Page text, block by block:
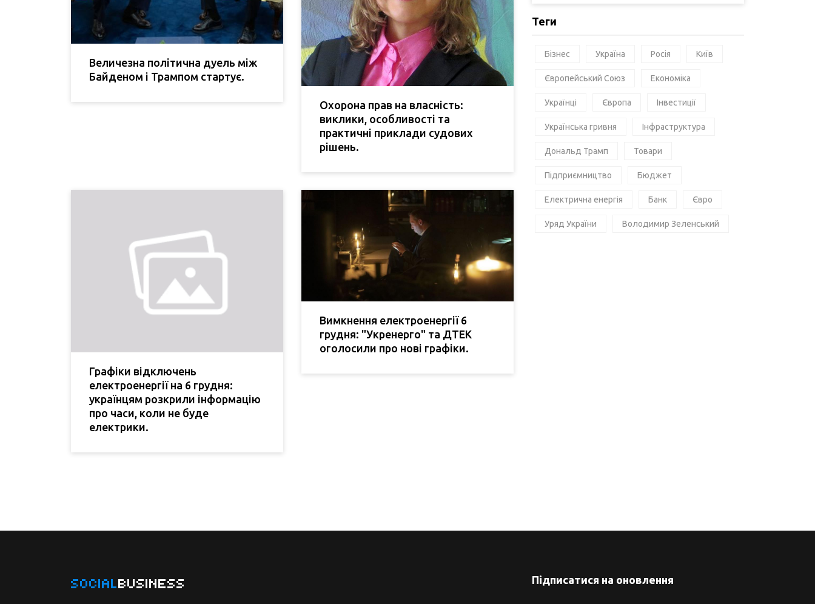
Величезна політична дуель між
Байденом і Трампом стартує.
Охорона прав на власність:
виклики, особливості та
практичні приклади судових
рішень.
Графіки відключень
електроенергії на 6 грудня:
українцям розкрили інформацію
про часи, коли не буде
електрики.
Вимкнення електроенергії 6
грудня: "Укренерго" та ДТЕК
оголосили про нові графіки.
Теги
Бізнес Україна Росія Київ
Європейський Союз Економіка
Українці Європа Інвестиції
Українська гривня Інфраструктура
Дональд Трамп Товари
Підприємництво Бюджет
Електрична енергія Банк Євро
Уряд України Володимир Зеленський
SOCIALBUSINESS Підписатися на оновлення